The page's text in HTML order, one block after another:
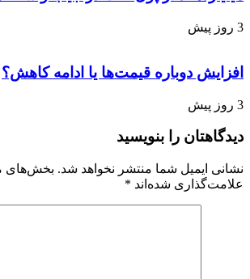
3 روز پیش
افزایش دوباره قیمت‌ها یا ادامه کاهش؟
3 روز پیش
دیدگاهتان را بنویسید
نشانی ایمیل شما منتشر نخواهد شد. بخش‌های
علامت‌گذاری شده‌اند *